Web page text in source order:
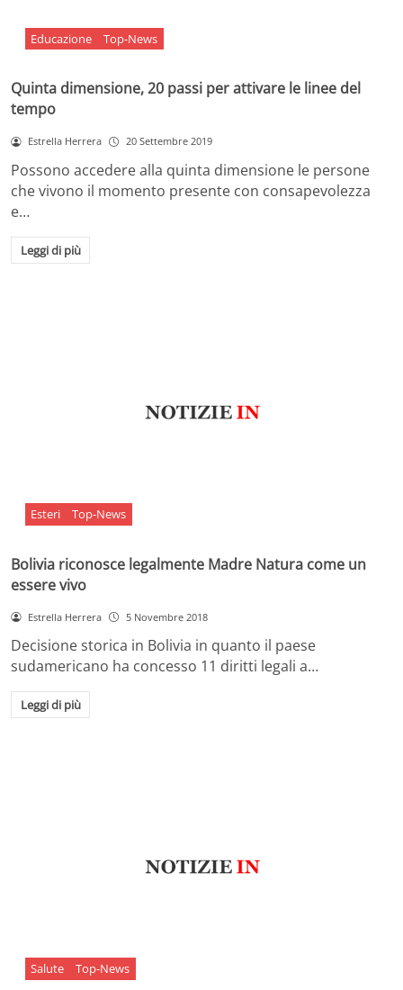
Educazione Top-News
Quinta dimensione, 20 passi per attivare le linee del
tempo
Estrella Herrera 20 Settembre 2019
Possono accedere alla quinta dimensione le persone
che vivono il momento presente con consapevolezza
e…
Leggi di più
Esteri Top-News
Bolivia riconosce legalmente Madre Natura come un
essere vivo
Estrella Herrera 5 Novembre 2018
Decisione storica in Bolivia in quanto il paese
sudamericano ha concesso 11 diritti legali a…
Leggi di più
Salute Top-News